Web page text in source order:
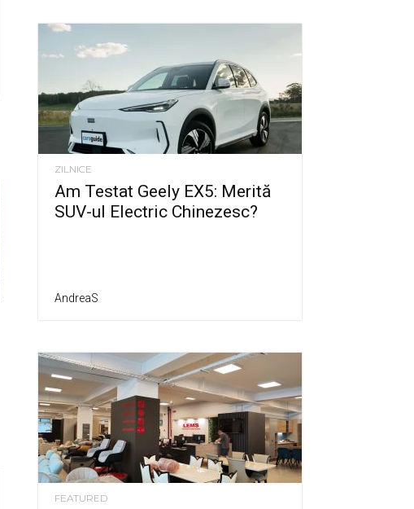
ZILNICE
Am Testat Geely EX5: Merită
SUV-ul Electric Chinezesc?
AndreaS
FEATURED